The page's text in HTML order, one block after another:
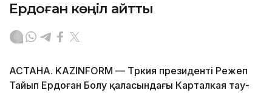
Ердоған көңіл айтты
АСТАНА. KAZINFORM — Түркия президенті Режеп
Тайып Ердоған Болу қаласындағы Карталкая тау-